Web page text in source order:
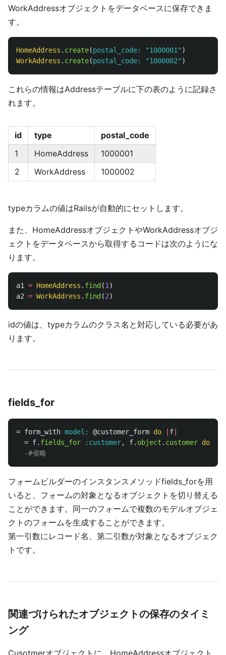
WorkAddressオブジェクトをデータベースに保存できま
す。
HomeAddress . create(postal_code: "1000001" )
WorkAddress . create(postal_code: "1000002" )
これらの情報はAddressテーブルに下の表のように記録さ
れます。
id type
postal_code
1
HomeAddress
1000001
2
WorkAddress 1000002
typeカラムの値はRailsが自動的にセットします。
また、HomeAddressオブジェクトやWorkAddressオブジ
ェクトをデータベースから取得するコードは次のようにな
ります。
a1 = HomeAddress . find (1 )
a2 = WorkAddress . find (2)
idの値は、typeカラムのクラス名と対応している必要があ
ります。
fields_for
= form_with model: @customer_form do f
= f. fields_for :customer, f. object . customer do
フォームビルダーのインスタンスメソッドfields_forを用
いると、フォームの対象となるオブジェクトを切り替える
ことができます。同一のフォームで複数のモデルオブジェ
クトのフォームを生成することができます。
第一引数にレコード名、第二引数が対象となるオブジェク
トです。
関連づけられたオブジェクトの保存のタイミ
ング
Cusotmerオブジェクトに、HomeAddressオブジェクト